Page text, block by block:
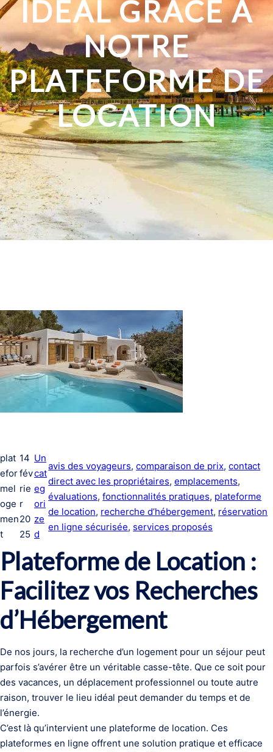
IDÉAL GRÂCE À
NOTRE
PLATEFORME DE
LOCATION
plat
efor
mel
oge
men
t
14
fév
rie
r
20
25
Un
cat
eg
ori
ze
d
avis des voyageurs, comparaison de prix, contact
direct avec les propriétaires, emplacements
évaluations, fonctionnalités pratiques, plateforme
de location, recherche d’hébergement, réservation
en ligne sécurisée, services proposés
Plateforme de Location :
Facilitez vos Recherches
d’Hébergement
De nos jours, la recherche d’un logement pour un séjour peut
parfois s’avérer être un véritable casse-tête. Que ce soit pour
des vacances, un déplacement professionnel ou toute autre
raison, trouver le lieu idéal peut demander du temps et de
l’énergie.
C’est là qu’intervient une plateforme de location. Ces
plateformes en ligne offrent une solution pratique et efficace